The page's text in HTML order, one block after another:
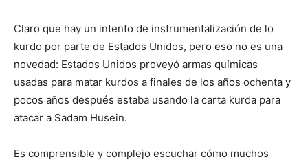
Claro que hay un intento de instrumentalización de lo
kurdo por parte de Estados Unidos, pero eso no es una
novedad: Estados Unidos proveyó armas químicas
usadas para matar kurdos a finales de los años ochenta y
pocos años después estaba usando la carta kurda para
atacar a Sadam Husein.
Es comprensible y complejo escuchar cómo muchos